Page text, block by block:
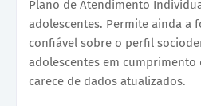
Plano de Atendimento
adolescentes. Permite ainda a
confiável sobre o perfil
adolescentes em
carece de dados atualizados.